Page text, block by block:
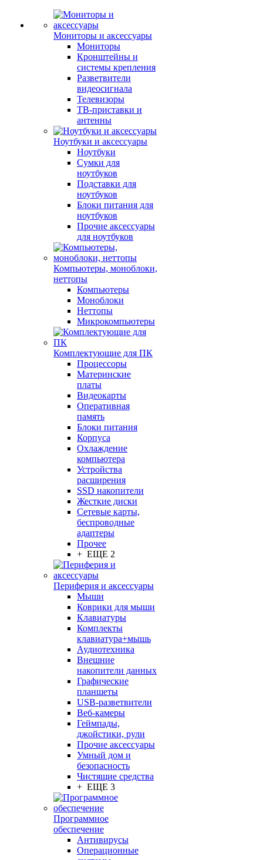
Мониторы и аксессуары
Мониторы
Кронштейны и
системы крепления
Разветвители
видеосигнала
Телевизоры
ТВ-приставки и
антенны
Ноутбуки и аксессуары
Ноутбуки
Сумки для
ноутбуков
Подставки для
ноутбуков
Блоки питания для
ноутбуков
Прочие аксессуары
для ноутбуков
Компьютеры, моноблоки,
неттопы
Компьютеры
Моноблоки
Неттопы
Микрокомпьютеры
Комплектующие для ПК
Процессоры
Материнские
платы
Видеокарты
Оперативная
память
Блоки питания
Корпуса
Охлаждение
компьютера
Устройства
расширения
SSD накопители
Жесткие диски
Сетевые карты,
беспроводные
адаптеры
Прочее
+ ЕЩЕ 2
Периферия и аксессуары
Мыши
Коврики для мыши
Клавиатуры
Комплекты
клавиатура+мышь
Аудиотехника
Внешние
накопители данных
Графические
планшеты
USB-разветвители
Веб-камеры
Геймпады,
джойстики, рули
Прочие аксессуары
Умный дом и
безопасность
Чистящие средства
+ ЕЩЕ 3
Программное
обеспечение
Антивирусы
Операционные